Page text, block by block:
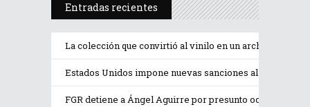
Entradas recientes
La colección que convirtió al vinilo en un archivo de la
Estados Unidos impone nuevas sanciones al ministro
FGR detiene a Ángel Aguirre por presunto